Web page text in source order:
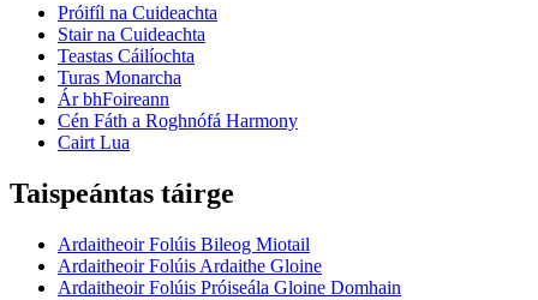
Próifíl na Cuideachta
Stair na Cuideachta
Teastas Cáilíochta
Turas Monarcha
Ár bhFoireann
Cén Fáth a Roghnófá Harmony
Cairt Lua
Taispeántas táirge
Ardaitheoir Folúis Bileog Miotail
Ardaitheoir Folúis Ardaithe Gloine
Ardaitheoir Folúis Próiseála Gloine Domhain